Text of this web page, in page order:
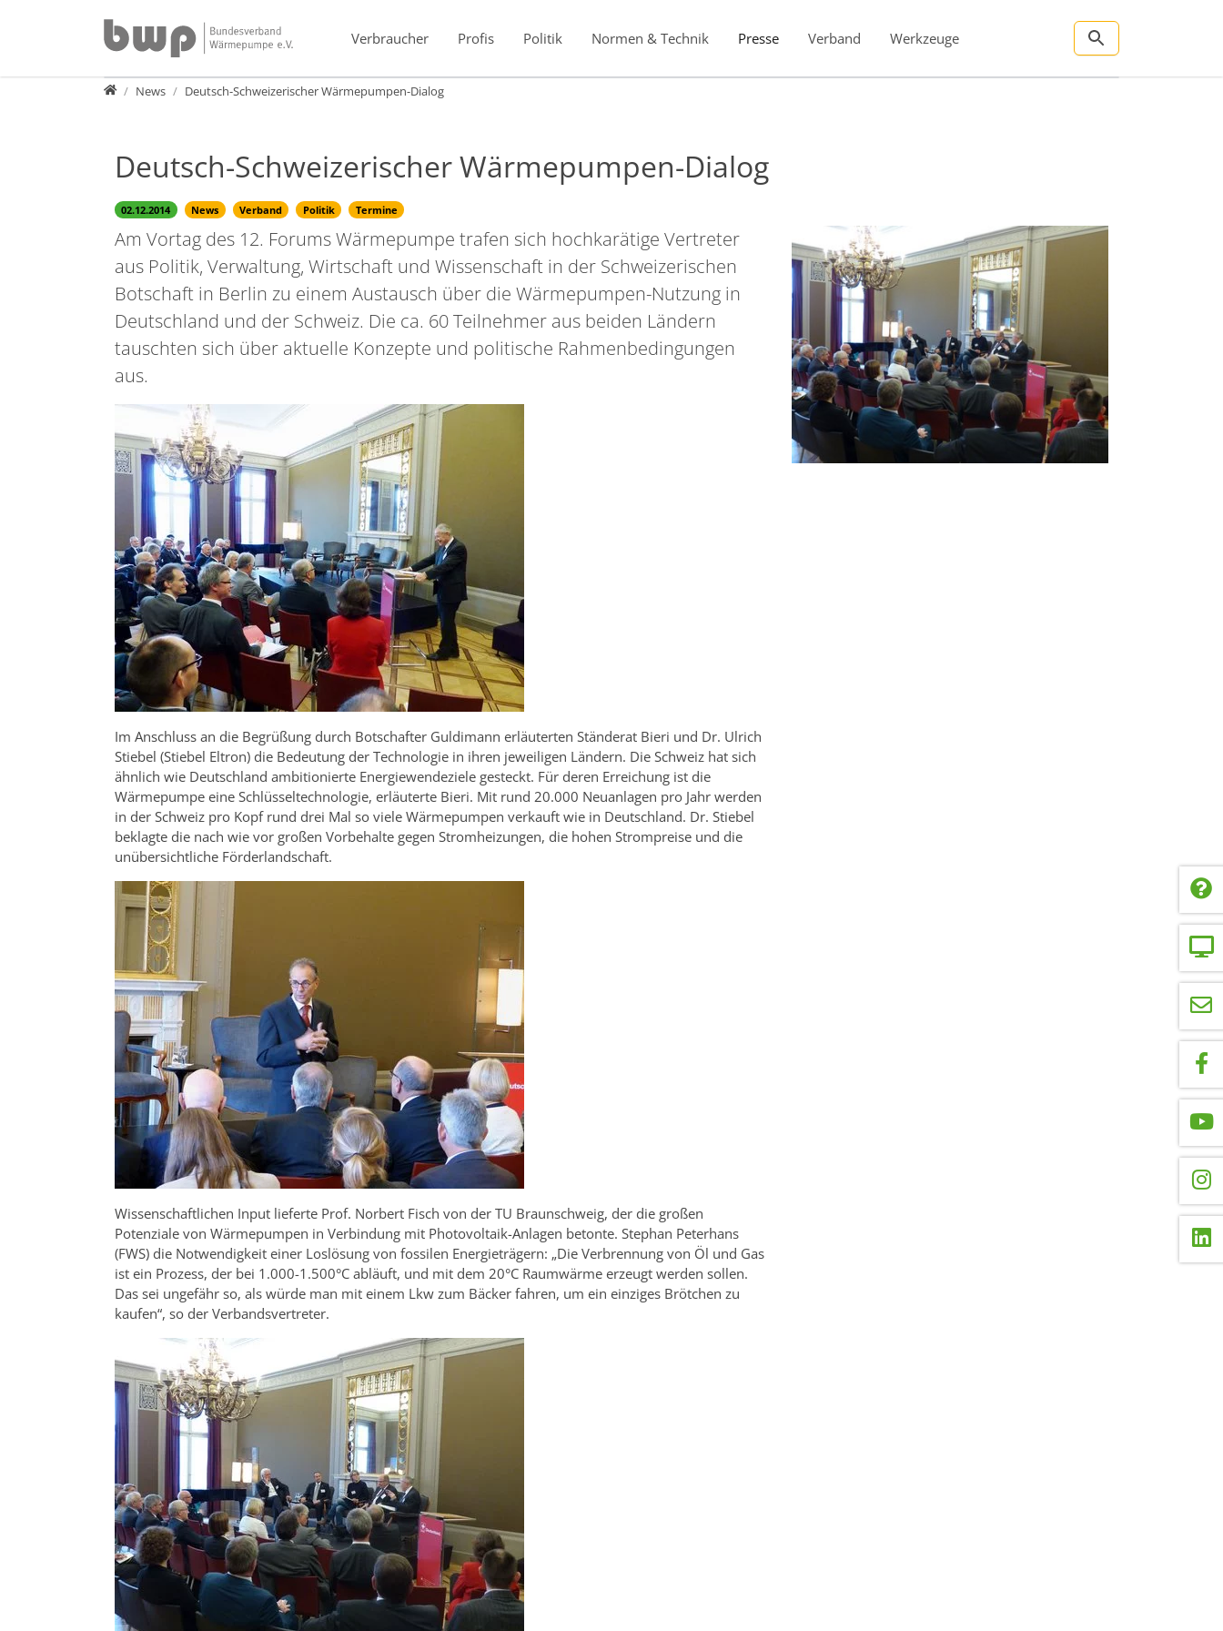
Verbraucher
Profis Politik Normen & Technik Presse Verband Werkzeuge
PresseNews Deutsch-Schweizerischer Wärmepumpen-Dialog
Deutsch-Schweizerischer Wärmepumpen-Dialog
02.12.2014 News Verband Politik Termine
Am Vortag des 12. Forums Wärmepumpe trafen sich hochkarätige Vertreter
aus Politik, Verwaltung, Wirtschaft und Wissenschaft in der Schweizerischen
Botschaft in Berlin zu einem Austausch über die Wärmepumpen-Nutzung in
Deutschland und der Schweiz. Die ca. 60 Teilnehmer aus beiden Ländern
tauschten sich über aktuelle Konzepte und politische Rahmenbedingungen
aus.
Im Anschluss an die Begrüßung durch Botschafter Guldimann erläuterten Ständerat Bieri und Dr. Ulrich
Stiebel (Stiebel Eltron) die Bedeutung der Technologie in ihren jeweiligen Ländern. Die Schweiz hat sich
ähnlich wie Deutschland ambitionierte Energiewendeziele gesteckt. Für deren Erreichung ist die
Wärmepumpe eine Schlüsseltechnologie, erläuterte Bieri. Mit rund 20.000 Neuanlagen pro Jahr werden
in der Schweiz pro Kopf rund drei Mal so viele Wärmepumpen verkauft wie in Deutschland. Dr. Stiebel
beklagte die nach wie vor großen Vorbehalte gegen Stromheizungen, die hohen Strompreise und die
unübersichtliche Förderlandschaft.
Wissenschaftlichen Input lieferte Prof. Norbert Fisch von der TU Braunschweig, der die großen
Potenziale von Wärmepumpen in Verbindung mit Photovoltaik-Anlagen betonte. Stephan Peterhans
(FWS) die Notwendigkeit einer Loslösung von fossilen Energieträgern: „Die Verbrennung von Öl und Gas
ist ein Prozess, der bei 1.000-1.500°C abläuft, und mit dem 20°C Raumwärme erzeugt werden sollen.
Das sei ungefähr so, als würde man mit einem Lkw zum Bäcker fahren, um ein einziges Brötchen zu
kaufen“, so der Verbandsvertreter.